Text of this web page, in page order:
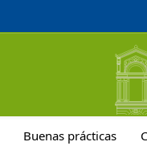
Buenas prácticas